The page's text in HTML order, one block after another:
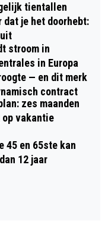
tientallen
dat je het doorhebt:
stroom in
in Europa
— en dit merk
contract
zes maanden
op vakantie
45 en 65ste kan
12 jaar